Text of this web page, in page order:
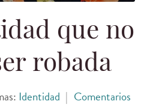
que no
robada
Identidad | Comentarios